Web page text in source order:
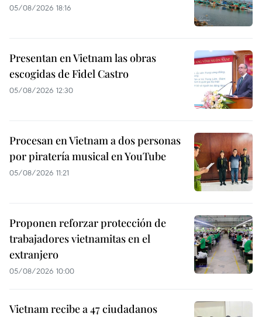
05/08/2026 18:16
Presentan en Vietnam las obras
escogidas de Fidel Castro
05/08/2026 12:30
Procesan en Vietnam a dos personas
por piratería musical en YouTube
05/08/2026 11:21
Proponen reforzar protección de
trabajadores vietnamitas en el
extranjero
05/08/2026 10:00
Vietnam recibe a 47 ciudadanos